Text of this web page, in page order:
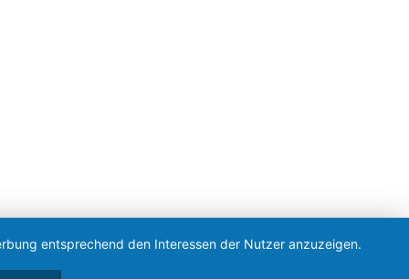
entsprechend den Interessen der Nutzer anzuzeigen.